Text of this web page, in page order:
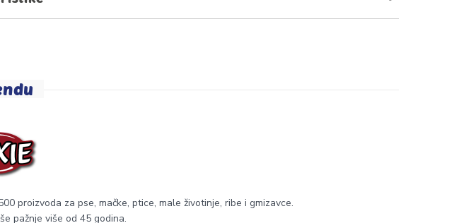
proizvoda za pse, mačke, ptice, male životinje, ribe i gmizavce.
pažnje više od 45 godina.